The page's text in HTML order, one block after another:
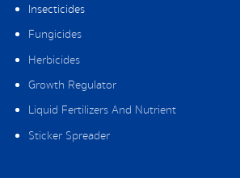
Insecticides
Fungicides
Herbicides
Growth Regulator
Liquid Fertilizers And Nutrient
Sticker Spreader